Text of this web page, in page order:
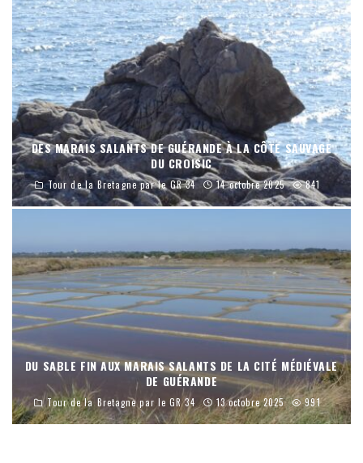
DES MARAIS SALANTS DE GUÉRANDE À LA CÔTE SAUVAGE
DU CROISIC
Tour de la Bretagne par le GR 34 14 octobre 2025 841
DU SABLE FIN AUX MARAIS SALANTS DE LA CITÉ MÉDIÉVALE
DE GUÉRANDE
Tour de la Bretagne par le GR 34 13 octobre 2025 991